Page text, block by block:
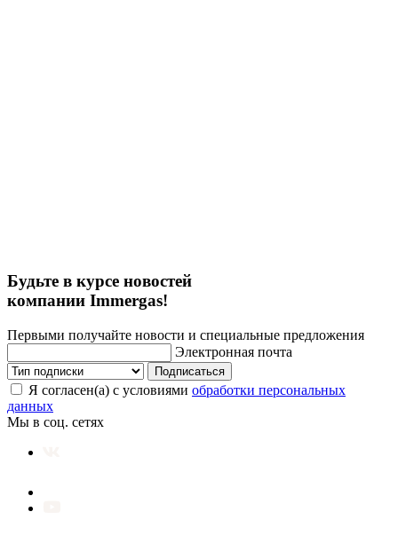
Будьте в курсе новостей
компании Immergas!
Первыми получайте новости и специальные предложения
Электронная почта
Подписаться
Я согласен(а) с условиями обработки персональных
данных
Мы в соц. сетях